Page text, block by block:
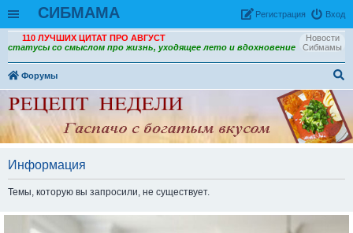
СИБМАМА Вход
Рeгиcтpaция
Новости
Сибмамы
110 ЛУЧШИХ ЦИТАТ ПРО АВГУСТ
статусы со смыслом про жизнь, уходящее лето и вдохновение
Форумы
ск
Информация
Темы, которую вы запросили, не существует.